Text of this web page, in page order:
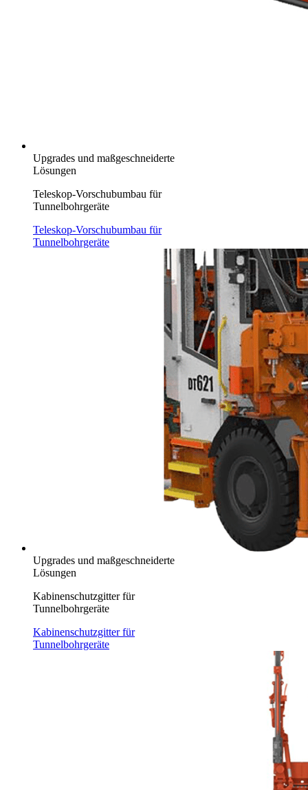
Upgrades und maßgeschneiderte
Lösungen
Teleskop-Vorschubumbau für
Tunnelbohrgeräte
Teleskop-Vorschubumbau für
Tunnelbohrgeräte
Upgrades und maßgeschneiderte
Lösungen
Kabinenschutzgitter für
Tunnelbohrgeräte
Kabinenschutzgitter für
Tunnelbohrgeräte